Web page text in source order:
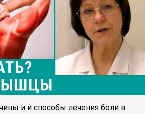
и и способы лечения боли в